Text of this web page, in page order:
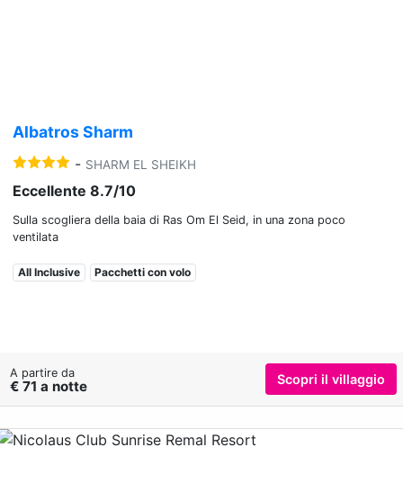
Albatros Sharm
- SHARM EL SHEIKH
Eccellente 8.7/10
Sulla scogliera della baia di Ras Om El Seid, in una zona poco
ventilata
All Inclusive Pacchetti con volo
A partire da
€ 71 a notte Scopri il villaggio